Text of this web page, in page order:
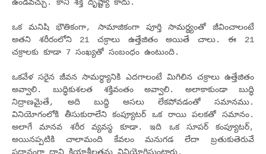
ఉండవచ్చు. కానీ శక్తి దృష్ట్యా కాదు.
ఒక మనిషి భౌతికంగా, సామాజికంగా పూర్తి సామర్ధ్యంతో జీవించాలంటే
అతని శరీరంలోని 21 చక్రాలు ఉత్తేజితం అయితే చాలు. ఈ 21
చక్రాలకు కూడా 7 సంఖ్యతో సంబంధం ఉంటుంది.
ఒకవేళ సరైన జీవన సామర్ధ్యానికి ఎదగాలంటే మిగిలిన చక్రాలు ఉత్తేజితం
అవ్వాలి. బుద్ధికుశలత శక్తివంతం అవ్వాలి. అలాకాకుండా బుద్ధి
నిద్రాణమైతే, అది బుద్ధి అసలు లేకపోవడంతో సమానము.
వినియోగంలోకి తీసుకురాలేని కంప్యూటర్ ఒక రాయి పలకతో సమానం.
అలాగే మానవ శరీర వ్యవస్థ కూడా. ఇది ఒక సూపర్ కంప్యూటర్,
అయినప్పటికి చాలామంది కేవలం మనుగడ లేదా బ్రతుకుతెరువే